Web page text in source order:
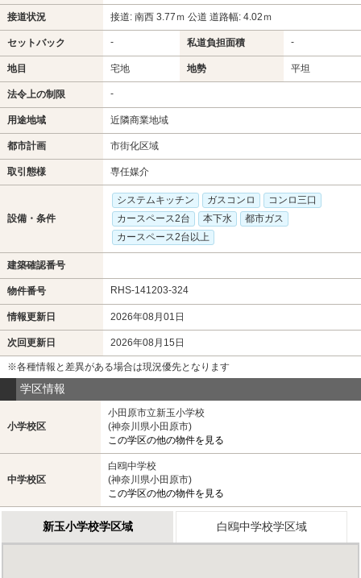
接道状況 接道: 南西 3.77ｍ 公道 道路幅: 4.02ｍ
セットバック - 私道負担面積 -
地目 宅地 地勢 平坦
法令上の制限 -
用途地域 近隣商業地域
都市計画 市街化区域
取引態様 専任媒介
設備・条件
システムキッチン ガスコンロ
コンロ三口
カースペース2台
本下水
都市ガス
カースペース2台以上
建築確認番号
物件番号 RHS-141203-324
情報更新日 2026年08月01日
次回更新日 2026年08月15日
※各種情報と差異がある場合は現況優先となります
学区情報
小学校区
小田原市立新玉小学校
(神奈川県小田原市)
この学区の他の物件を見る
中学校区
白鴎中学校
(神奈川県小田原市)
この学区の他の物件を見る
新玉小学校学区域 白鴎中学校学区域